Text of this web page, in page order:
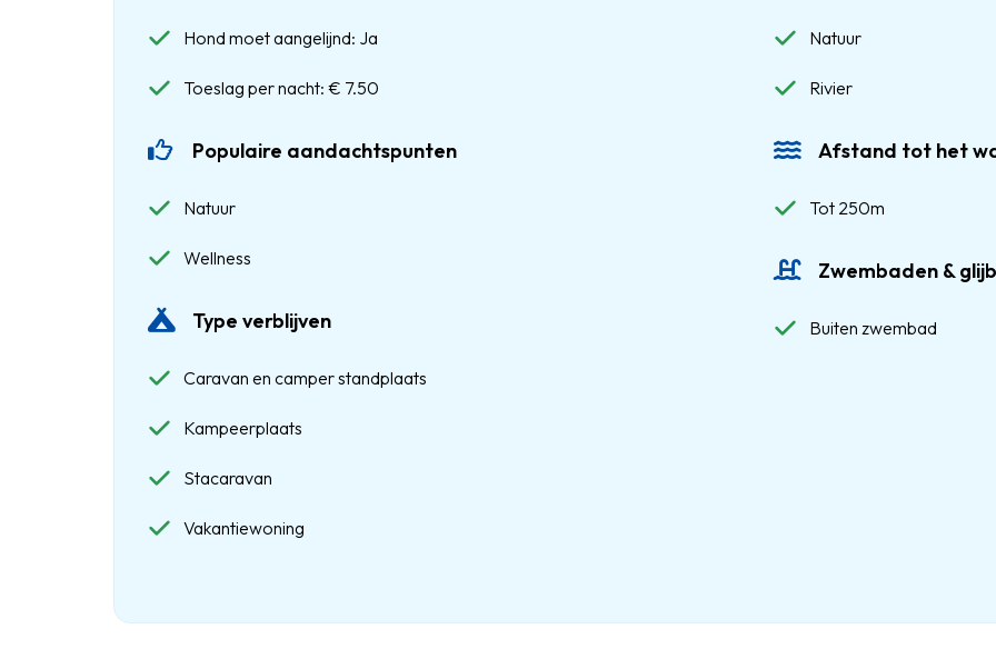
Hond moet aangelijnd: Ja
Toeslag per nacht: € 7.50
Populaire aandachtspunten
Natuur
Wellness
Type verblijven
Caravan en camper standplaats
Kampeerplaats
Stacaravan
Vakantiewoning
Natuur
Rivier
Afstand tot het
Tot 250m
Zwembaden &
Buiten zwembad